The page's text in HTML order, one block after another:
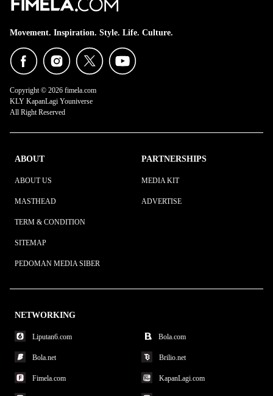
Movement. Inspiration. Style. Life. Culture.
Copyright © 2026 fimela.com
KLY KapanLagi Youniverse
All Right Reserved
ABOUT
ABOUT US
MASTHEAD
TERM & CONDITION
SITEMAP
PEDOMAN MEDIA SIBER
PARTNERSHIPS
MEDIA KIT
ADVERTISE
NETWORKING
Liputan6.com Bola.com
Bola.net Brilio.net
Fimela.com KapanLagi.com